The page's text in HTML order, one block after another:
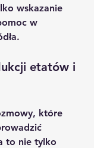
wskazanie
w
etatów i
które
to nie tylko